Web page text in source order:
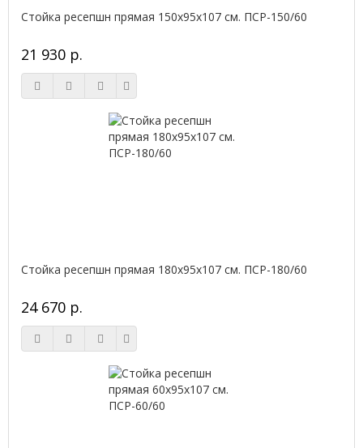
Стойка ресепшн прямая 150х95х107 см. ПСР-150/60
21 930 р.
Стойка ресепшн прямая 180х95х107 см. ПСР-180/60
24 670 р.